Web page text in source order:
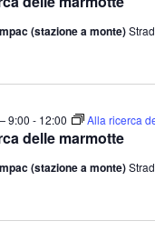
(stazione a monte)
delle marmotte
9:00 - 12:00 Alla ricerca
(stazione a monte)